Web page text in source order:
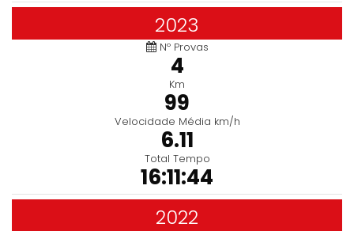
2023
Nº Provas
4
Km
99
Velocidade Média km/h
6.11
Total Tempo
16:11:44
2022